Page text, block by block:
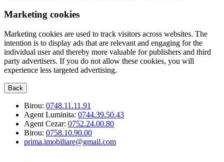
Marketing cookies
Marketing cookies are used to track visitors across websites. The
intention is to display ads that are relevant and engaging for the
individual user and thereby more valuable for publishers and third
party advertisers. If you do not allow these cookies, you will
experience less targeted advertising.
Back
Birou: 0748.11.11.91
Agent Luminita: 0744.39.50.43
Agent Cezar: 0752.24.00.80
Birou: 0758.10.90.00
prima.imobiliare@gmail.com